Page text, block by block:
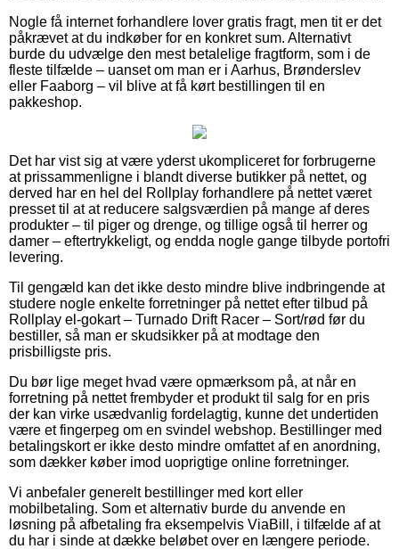
Nogle få internet forhandlere lover gratis fragt, men tit er det
påkrævet at du indkøber for en konkret sum. Alternativt
burde du udvælge den mest betalelige fragtform, som i de
fleste tilfælde – uanset om man er i Aarhus, Brønderslev
eller Faaborg – vil blive at få kørt bestillingen til en
pakkeshop.
Det har vist sig at være yderst ukompliceret for forbrugerne
at prissammenligne i blandt diverse butikker på nettet, og
derved har en hel del Rollplay forhandlere på nettet været
presset til at at reducere salgsværdien på mange af deres
produkter – til piger og drenge, og tillige også til herrer og
damer – eftertrykkeligt, og endda nogle gange tilbyde portofri
levering.
Til gengæld kan det ikke desto mindre blive indbringende at
studere nogle enkelte forretninger på nettet efter tilbud på
Rollplay el-gokart – Turnado Drift Racer – Sort/rød før du
bestiller, så man er skudsikker på at modtage den
prisbilligste pris.
Du bør lige meget hvad være opmærksom på, at når en
forretning på nettet frembyder et produkt til salg for en pris
der kan virke usædvanlig fordelagtig, kunne det undertiden
være et fingerpeg om en svindel webshop. Bestillinger med
betalingskort er ikke desto mindre omfattet af en anordning,
som dækker køber imod uoprigtige online forretninger.
Vi anbefaler generelt bestillinger med kort eller
mobilbetaling. Som et alternativ burde du anvende en
løsning på afbetaling fra eksempelvis ViaBill, i tilfælde af at
du har i sinde at dække beløbet over en længere periode.